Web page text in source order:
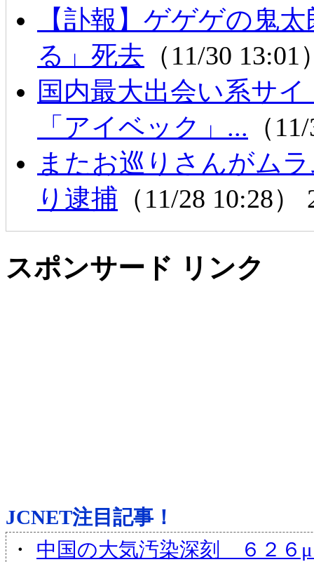
【訃報】ゲゲゲの鬼
る」死去 （11/30
国内最大出会い系サ
「アイベック」... （
またお巡りさんがム
り逮捕 （11/28 10:28）
スポンサード リンク
JCNET注目記事！
・ 中国の大気汚染深刻 ６２